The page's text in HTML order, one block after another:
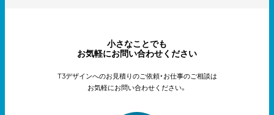
小さなことでも
お気軽にお問い合わせください
T3デザインへのお見積りのご依頼・お仕事のご相談は
お気軽にお問い合わせください。